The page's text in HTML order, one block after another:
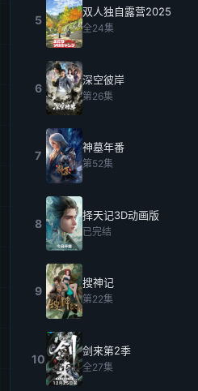
5
双人独自露营2025
全24集
6
深空彼岸
第26集
7
神墓年番
第52集
8
择天记3D动画版
已完结
9
搜神记
第22集
10
剑来第2季
全27集